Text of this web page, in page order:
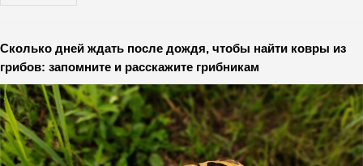
Сколько дней ждать после дождя, чтобы найти ковры из
грибов: запомните и расскажите грибникам